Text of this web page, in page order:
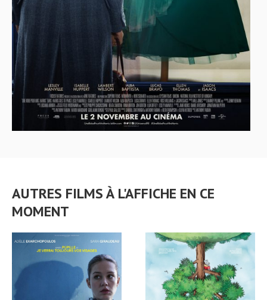
AUTRES FILMS À L'AFFICHE EN CE
MOMENT